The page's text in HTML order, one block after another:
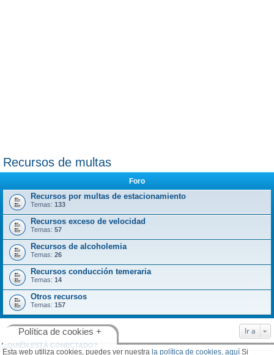
Recursos de multas
Foro
Recursos por multas de estacionamiento
Temas: 133
Recursos exceso de velocidad
Temas: 57
Recursos de alcoholemia
Temas: 26
Recursos conducción temeraria
Temas: 14
Otros recursos
Temas: 157
Ir a
¿QUIÉN ESTÁ CONECTADO?
Esta web utiliza cookies, puedes ver nuestra la política de cookies, aquí Si
Política de cookies +